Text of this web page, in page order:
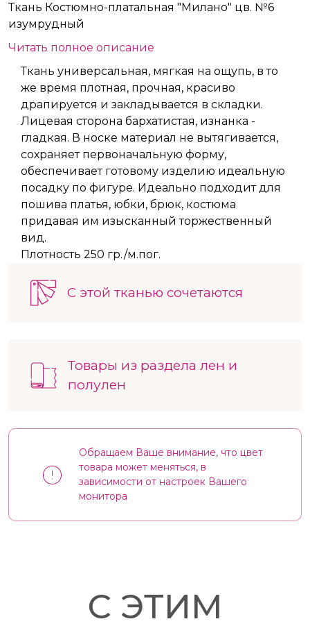
Ткань Костюмно-платальная "Милано" цв. №6
изумрудный
Читать полное описание
Ткань универсальная, мягкая на ощупь, в то
же время плотная, прочная, красиво
драпируется и закладывается в складки.
Лицевая сторона бархатистая, изнанка -
гладкая. В носке материал не вытягивается,
сохраняет первоначальную форму,
обеспечивает готовому изделию идеальную
посадку по фигуре. Идеально подходит для
пошива платья, юбки, брюк, костюма
придавая им изысканный торжественный
вид.
Плотность 250 гр./м.пог.
С этой тканью сочетаются
Товары из раздела лен и
полулен
Обращаем Ваше внимание, что цвет
товара может меняться, в
зависимости от настроек Вашего
монитора
С ЭТИМ